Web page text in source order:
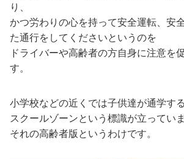
り、
かつ労わりの心を持って安全運転、安
た通行をしてくださいというのを
ドライバーや高齢者の方自身に注意を
す。
小学校などの近くでは子供達が通学す
スクールゾーンという標識が立ってい
それの高齢者版というわけです。